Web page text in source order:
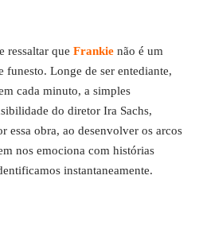
ressaltar que Frankie não é um
funesto. Longe de ser entediante,
cada minuto, a simples
do diretor Ira Sachs,
essa obra, ao desenvolver os arcos
nos emociona com histórias
instantaneamente.